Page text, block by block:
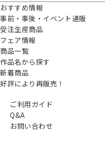
おすすめ情報
事前・事後・イベント通販
受注生産商品
フェア情報
商品一覧
作品名から探す
新着商品
好評により再販売！
ご利用ガイド
Q&A
お問い合わせ